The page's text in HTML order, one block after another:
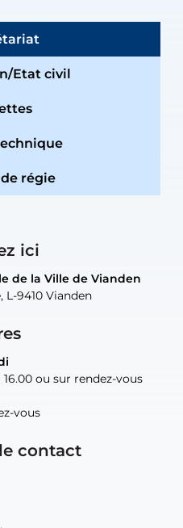
Etat civil
régie
ici
de la Ville de Vianden
L-9410 Vianden
16.00 ou sur rendez-vous
vous
contact
de la Ville de Vianden
L-9410 Vianden
16.00 ou sur rendez-vous
vous
de la Ville de Vianden
L-9410 Vianden
de la Ville de Vianden
L-9410 Vianden
de Vianden
: 83 48 21 61